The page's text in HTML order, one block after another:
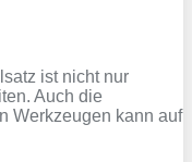
ist nicht nur
Auch die
Werkzeugen kann auf